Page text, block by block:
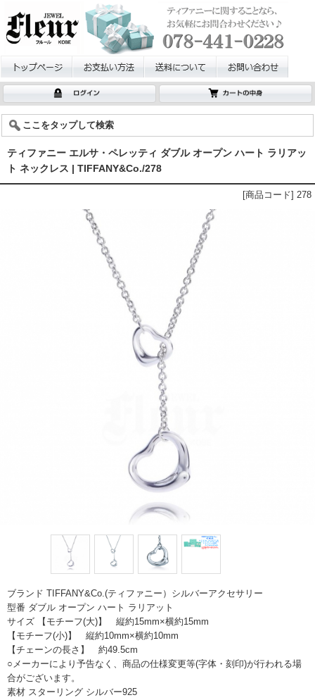
ここをタップして検索
ティファニー エルサ・ペレッティ ダブル オープン ハート ラリアッ
ト ネックレス | TIFFANY&Co./278
[商品コード] 278
ブランド TIFFANY&Co.(ティファニー）シルバーアクセサリー
型番 ダブル オープン ハート ラリアット
サイズ 【モチーフ(大)】 縦約15mm×横約15mm
【モチーフ(小)】 縦約10mm×横約10mm
【チェーンの長さ】 約49.5cm
○メーカーにより予告なく、商品の仕様変更等(字体・刻印)が行われる場
合がございます。
素材 スターリング シルバー925